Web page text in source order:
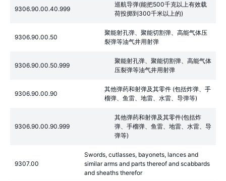
9306.90.00.40.999
巡航导弹(能把500千克以上有效载
荷投掷到300千米以上的)
9306.90.00.50
聚能射孔弹、聚能切割弹、高能气体压
裂弹等油气井用射弹
9306.90.00.50.999
聚能射孔弹、聚能切割弹、高能气体
压裂弹等油气井用射弹
9306.90.00.90
其他弹药和射弹及其零件 (包括炸弹、手
榴弹、鱼雷、地雷、水雷、导弹等)
9306.90.00.90.999
其他弹药和射弹及其零件(包括炸
弹、手榴弹、鱼雷、地雷、水雷、导
弹等)
9307.00
Swords, cutlasses, bayonets, lances and
similar arms and parts thereof and scabbards
and sheaths therefor